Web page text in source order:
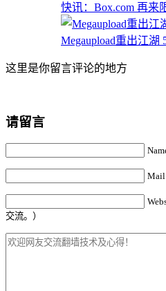
快讯：Box.com 再来
Megaupload重出江湖
这里是你留言评论的地方
请留言
Mail
交流。）